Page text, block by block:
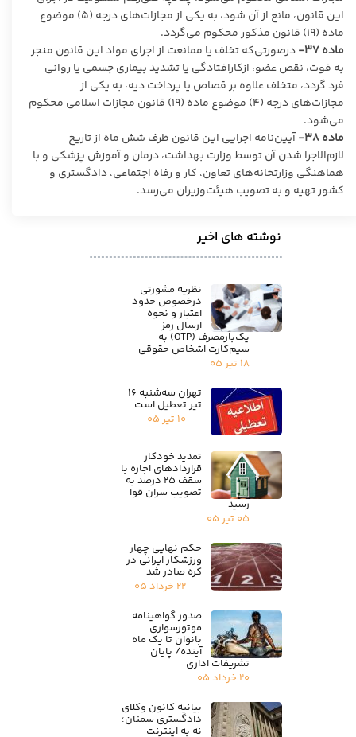
این قانون، مانع از آن شود، به یکی از مجازات‌های درجه (۵) موضوع
ماده (۱۹) قانون مذکور محکوم می‌گردد.
ماده۳۷- درصورتی‌که تخلف یا ممانعت از اجرای مواد این قانون منجر
به فوت، نقص عضو، ازکارافتادگی یا تشدید بیماری جسمی یا روانی
فرد گردد، متخلف علاوه بر قصاص یا پرداخت دیه، به یکی از
مجازات‌های درجه (۴) موضوع ماده (۱۹) قانون مجازات اسلامی محکوم
می‌شود.
ماده۳۸- آیین‌نامه اجرایی این قانون ظرف شش ماه از تاریخ
لازم‌الاجرا شدن آن توسط وزارت بهداشت، درمان و آموزش پزشکی و با
هماهنگی وزارتخانه‌های تعاون، کار و رفاه اجتماعی، دادگستری و
کشور تهیه و به تصویب هیئت‌وزیران می‌رسد.
نوشته های اخیر
نظریه مشورتی
درخصوص حدود
اعتبار و نحوه
ارسال رمز
یک‌بارمصرف (OTP) به
سیم‌کارت اشخاص حقوقی
۱۸ تیر ۰۵
تهران سه‌شنبه ۱۶
تیر تعطیل است
۱۰ تیر ۰۵
تمدید خودکار
قراردادهای اجاره با
سقف ۲۵ درصد به
تصویب سران قوا
رسید
۰۵ تیر ۰۵
حکم نهایی چهار
ورزشکار ایرانی در
کره صادر شد
۲۲ خرداد ۰۵
صدور گواهینامه
موتورسواری
بانوان تا یک ماه
آینده/ پایان
تشریفات اداری
۲۰ خرداد ۰۵
بیانیه کانون وکلای
دادگستری سمنان؛
نه به اینترنت